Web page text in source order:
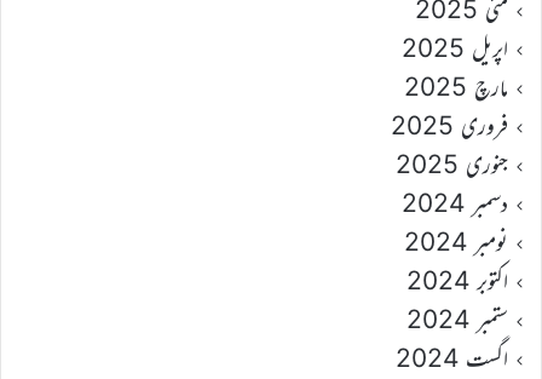
مئی 2025
اپریل 2025
مارچ 2025
فروری 2025
جنوری 2025
دسمبر 2024
نومبر 2024
اکتوبر 2024
ستمبر 2024
اگست 2024